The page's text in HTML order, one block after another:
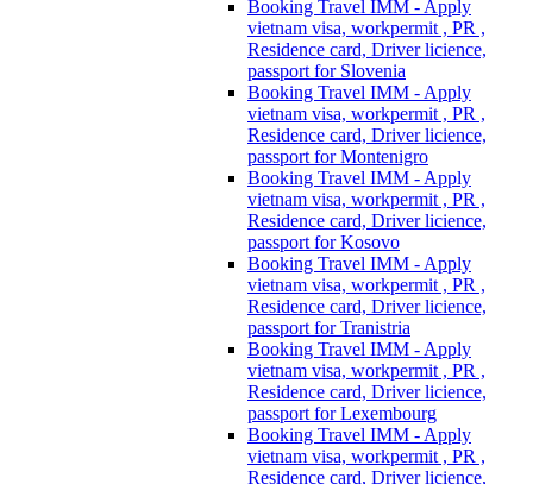
Booking Travel IMM - Apply
vietnam visa, workpermit , PR ,
Residence card, Driver licience,
passport for Slovenia
Booking Travel IMM - Apply
vietnam visa, workpermit , PR ,
Residence card, Driver licience,
passport for Montenigro
Booking Travel IMM - Apply
vietnam visa, workpermit , PR ,
Residence card, Driver licience,
passport for Kosovo
Booking Travel IMM - Apply
vietnam visa, workpermit , PR ,
Residence card, Driver licience,
passport for Tranistria
Booking Travel IMM - Apply
vietnam visa, workpermit , PR ,
Residence card, Driver licience,
passport for Lexembourg
Booking Travel IMM - Apply
vietnam visa, workpermit , PR ,
Residence card, Driver licience,